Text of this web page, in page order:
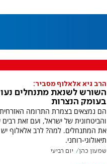
הרב גיא אלאלוף מסביר:
השורש לשנאת מתנחלים
בעומק הנצרות
הם נמצאים בצמרת התרומה האזרחית
והביטחונית של ישראל, ועם זאת רבים
את המתנחלים. למה? לרב אלאלוף
תיאולוגי-רוחני.
שמעון כהן יום רביעי